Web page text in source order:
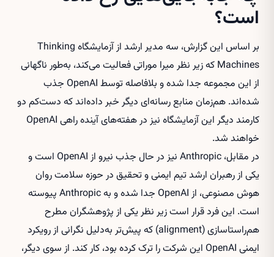
است؟
بر اساس این گزارش، سه مدیر ارشد از آزمایشگاه Thinking
Machines که زیر نظر میرا موراتی فعالیت می‌کند، به‌طور ناگهانی
از این مجموعه جدا شده و بلافاصله توسط OpenAI جذب
شده‌اند. هم‌زمان منابع رسانه‌ای دیگر خبر داده‌اند که دست‌کم دو
کارمند دیگر این آزمایشگاه نیز در هفته‌های آینده راهی OpenAI
خواهند شد.
در مقابل، Anthropic نیز در حال جذب نیرو از OpenAI است و
یکی از رهبران ارشد تیم ایمنی و تحقیق در حوزه سلامت روان
هوش مصنوعی، از OpenAI جدا شده و به Anthropic پیوسته
است. این فرد قرار است زیر نظر یکی از پژوهشگران مطرح
هم‌راستاسازی (alignment) که پیش‌تر به‌دلیل نگرانی از رویکرد
ایمنی OpenAI این شرکت را ترک کرده بود، کار کند. از سوی دیگر،